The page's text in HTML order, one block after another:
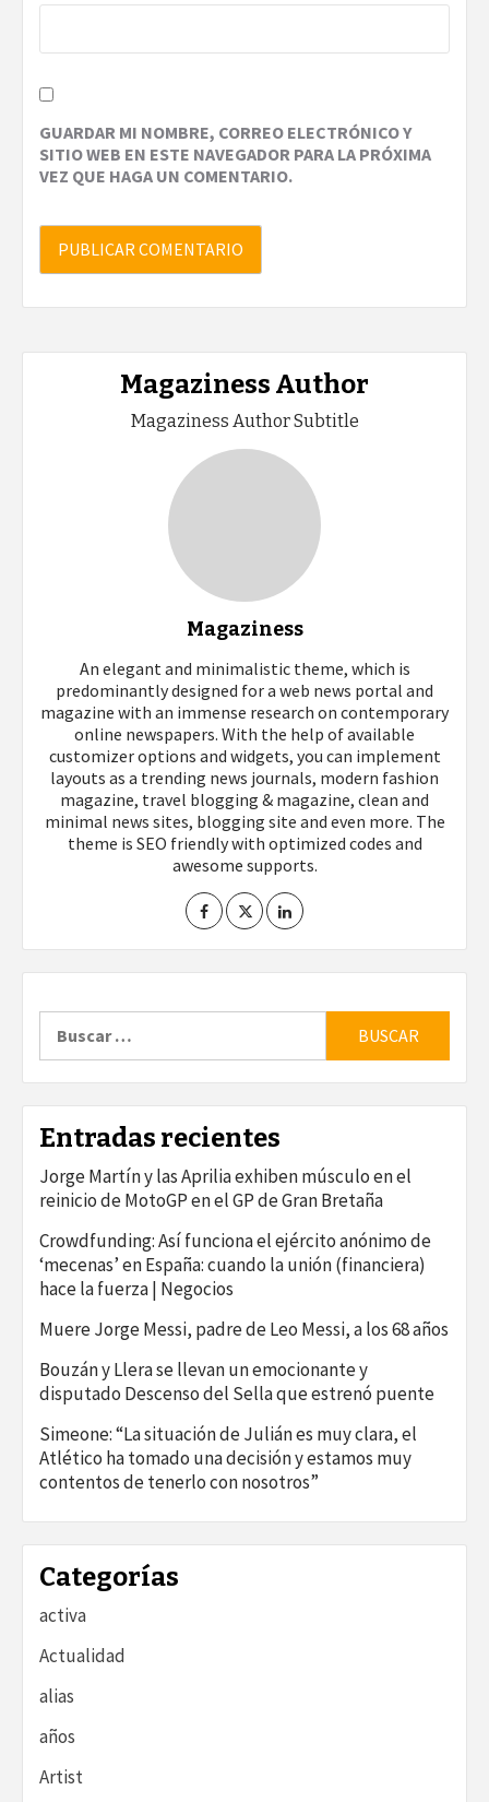
GUARDAR MI NOMBRE, CORREO ELECTRÓNICO Y
SITIO WEB EN ESTE NAVEGADOR PARA LA PRÓXIMA
VEZ QUE HAGA UN COMENTARIO.
Magaziness Author
Magaziness Author Subtitle
Magaziness
An elegant and minimalistic theme, which is
predominantly designed for a web news portal and
magazine with an immense research on contemporary
online newspapers. With the help of available
customizer options and widgets, you can implement
layouts as a trending news journals, modern fashion
magazine, travel blogging & magazine, clean and
minimal news sites, blogging site and even more. The
theme is SEO friendly with optimized codes and
awesome supports.
Entradas recientes
Jorge Martín y las Aprilia exhiben músculo en el
reinicio de MotoGP en el GP de Gran Bretaña
Crowdfunding: Así funciona el ejército anónimo de
‘mecenas’ en España: cuando la unión (financiera)
hace la fuerza | Negocios
Muere Jorge Messi, padre de Leo Messi, a los 68 años
Bouzán y Llera se llevan un emocionante y
disputado Descenso del Sella que estrenó puente
Simeone: “La situación de Julián es muy clara, el
Atlético ha tomado una decisión y estamos muy
contentos de tenerlo con nosotros”
Categorías
activa
Actualidad
alias
años
Artist